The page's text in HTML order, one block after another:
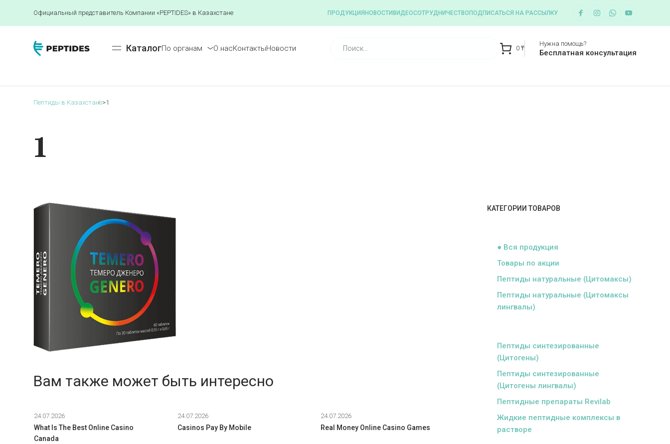
Официальный представитель Компании «PEPTIDES» в Казахстане ПРОДУКЦИЯ НОВОСТИ ВИДЕОСОТРУДНИЧЕСТВО ПОДПИСАТЬСЯ НА РАССЫЛКУ
КаталогПо органам О насКонтактыНовости 0 ₸
Нужна помощь?
Бесплатная консультация
Пептиды в Казахстане>1
1
Вам также может быть интересно
24.07.2026
What Is The Best Online Casino
Canada
24.07.2026
Casinos Pay By Mobile
24.07.2026
Real Money Online Casino Games
КАТЕГОРИИ ТОВАРОВ
● Вся продукция
Товары по акции
Пептиды натуральные (Цитомаксы)
Пептиды натуральные (Цитомаксы
лингвалы)
Пептиды синтезированные
(Цитогены)
Пептиды синтезированные
(Цитогены лингвалы)
Пептидные препараты Revilab
Жидкие пептидные комплексы в
растворе